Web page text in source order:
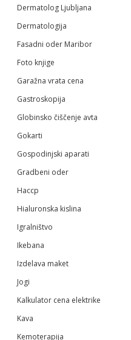
Dermatolog Ljubljana
Dermatologija
Fasadni oder Maribor
Foto knjige
Garažna vrata cena
Gastroskopija
Globinsko čiščenje avta
Gokarti
Gospodinjski aparati
Gradbeni oder
Haccp
Hialuronska kislina
Igralništvo
Ikebana
Izdelava maket
Jogi
Kalkulator cena elektrike
Kava
Kemoterapija